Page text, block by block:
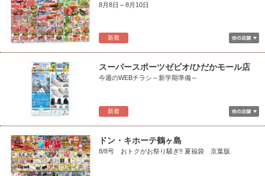
新着
8月8日～8月10日
新着
スーパースポーツゼビオ/ひだかモール店
今週のWEBチラシ～新学期準備～
ドン・キホーテ鶴ヶ島
8/8号 おトクがお祭り騒ぎ!! 夏福袋 京葉版